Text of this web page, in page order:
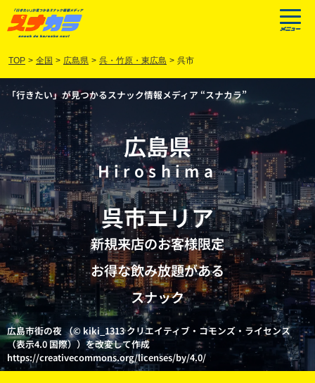
TOP > 全国 > 広島県 > 呉・竹原・東広島 > 呉市
「行きたい」が見つかるスナック情報メディア “スナカラ”
広島県
Hiroshima
呉市エリア
新規来店のお客様限定
お得な飲み放題がある
スナック
広島市街の夜 （© kiki_1313 クリエイティブ・コモンズ・ライセンス
（表示4.0 国際））を改変して作成
https://creativecommons.org/licenses/by/4.0/